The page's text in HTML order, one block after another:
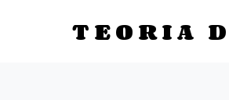
TEORIA